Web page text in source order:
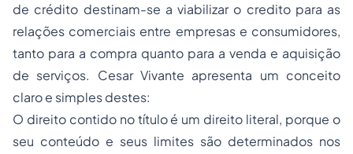
de crédito destinam-se a viabilizar o credito para as
relações comerciais entre empresas e consumidores,
tanto para a compra quanto para a venda e aquisição
de serviços. Cesar Vivante apresenta um conceito
claro e simples destes:
O direito contido no título é um direito literal, porque o
seu conteúdo e seus limites são determinados nos